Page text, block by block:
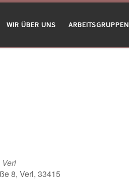
WIR ÜBER UNS ARBEITSGRUPPEN
8, Verl, 33415